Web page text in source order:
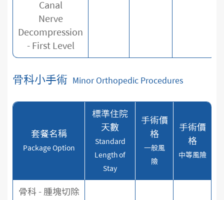
Canal
Nerve
Decompression
- First Level
骨科小手術 Minor Orthopedic Procedures
套餐名稱
Package Option
標準住院
天數
Standard
Length of
Stay
手術價
格
一般風
險
手術價
格
中等風險
骨科 - 腫塊切除